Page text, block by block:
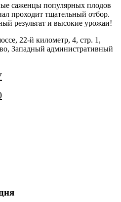
саженцы популярных плодов
проходит тщательный отбор.
результат и высокие урожаи!
22-й километр, 4, стр. 1,
Западный административный